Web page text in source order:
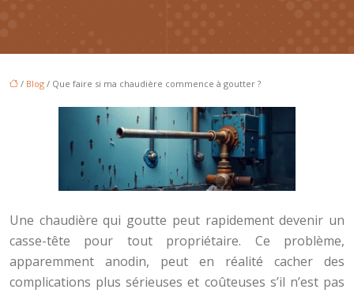
/ Blog / Que faire si ma chaudière commence à goutter ?
Une chaudière qui goutte peut rapidement devenir un
casse-tête pour tout propriétaire. Ce problème,
apparemment anodin, peut en réalité cacher des
complications plus sérieuses et coûteuses s’il n’est pas